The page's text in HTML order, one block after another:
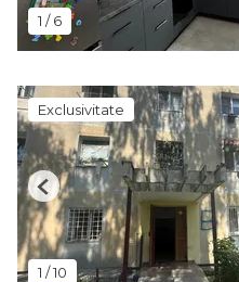
1 /6
Exclusivitate
1 /10
Previous